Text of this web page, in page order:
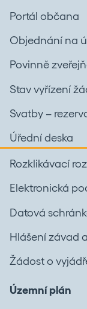
Portál občana
Objednání na
Povinně
Stav vyřízení
Svatby –
Úřední deska
Rozklikávací
Elektronická
Datová
Hlášení závad
Žádost o
Územní plán